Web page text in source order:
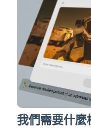
我們需要什麼